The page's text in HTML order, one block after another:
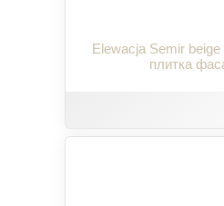
Elewacja Semir
плитка